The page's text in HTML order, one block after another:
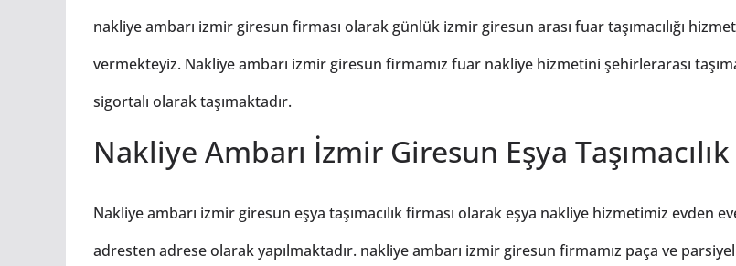
nakliye ambarı izmir giresun firması olarak günlük izmir giresun arası fuar taşımacılığı
vermekteyiz. Nakliye ambarı izmir giresun firmamız fuar nakliye hizmetini şehirlerarası
sigortalı olarak taşımaktadır.
Nakliye Ambarı İzmir Giresun Eşya Taşımacılık
Nakliye ambarı izmir giresun eşya taşımacılık firması olarak eşya nakliye hizmetimiz evden
adresten adrese olarak yapılmaktadır. nakliye ambarı izmir giresun firmamız paça ve